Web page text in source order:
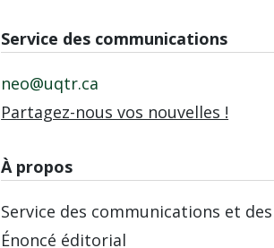
Service des communications
neo@uqtr.ca
Partagez-nous vos nouvelles !
À propos
Service des communications et
Énoncé éditorial